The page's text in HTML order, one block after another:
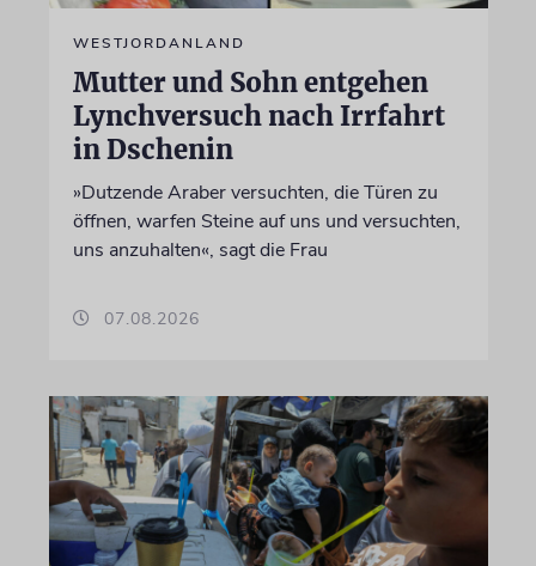
WESTJORDANLAND
Mutter und Sohn entgehen
Lynchversuch nach Irrfahrt
in Dschenin
»Dutzende Araber versuchten, die Türen zu
öffnen, warfen Steine auf uns und versuchten,
uns anzuhalten«, sagt die Frau
07.08.2026